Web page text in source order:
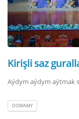
Kirişli saz
Aýdym aýdym aýtmak
DOWAMY